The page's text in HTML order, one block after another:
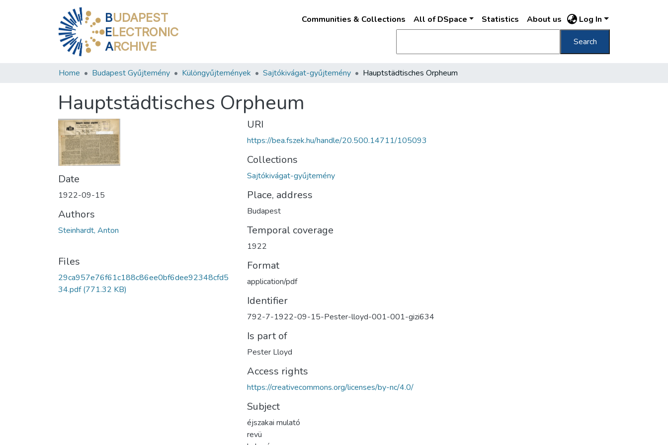
BUDAPEST
ELECTRONIC
ARCHIVE
Communities & Collections All of DSpace Statistics About us Log In
Search
Home Budapest Gyűjtemény Különgyűjtemények Sajtókivágat-gyűjtemény Hauptstädtisches Orpheum
Hauptstädtisches Orpheum
Date
1922-09-15
Authors
Steinhardt, Anton
Files
29ca957e76f61c188c86ee0bf6dee92348cfd5
34.pdf(771.32 KB)
URI
https://bea.fszek.hu/handle/20.500.14711/105093
Collections
Sajtókivágat-gyűjtemény
Place, address
Budapest
Temporal coverage
1922
Format
application/pdf
Identifier
792-7-1922-09-15-Pester-lloyd-001-001-gizi634
Is part of
Pester Lloyd
Access rights
https://creativecommons.org/licenses/by-nc/4.0/
Subject
éjszakai mulató
revü